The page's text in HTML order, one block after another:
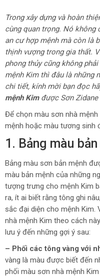
Trong xây dựng và hoàn
cùng quan trọng. Nó
an cư hợp mệnh mà còn là
thịnh vượng trong gia thất.
phong thủy cũng không
mệnh Kim thì đâu là những
chi tiết, kính mời bạn đọc
mệnh Kimđược Sơn Zidane
Để chọn màu sơn nhà
mệnh hoặc màu tương sinh
1. Bảng màu
Bảng màu sơn bản mệnh
màu bản mệnh của những
tượng trưng cho mệnh Kim
ra, ít ai biết rằng tông ghi
sắc đại diện cho mệnh Kim.
nhà mệnh Kim theo cách
lưu ý đến những gợi ý sau:
– Phối các tông vàng với
vàng là màu được biết đến
phối màu sơn nhà mệnh